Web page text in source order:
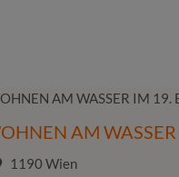
1190 Wien